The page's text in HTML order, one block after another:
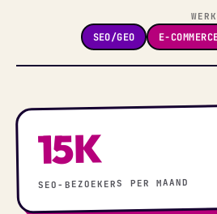
WERK
SEO/GEO E-
15K
SEO-BEZOEKERS PER MAAND